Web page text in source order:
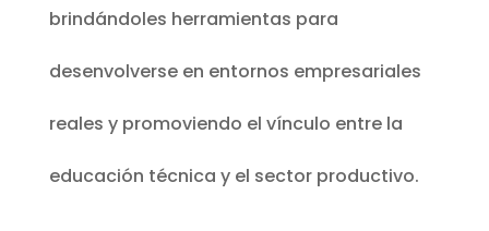
brindándoles herramientas para
desenvolverse en entornos empresariales
reales y promoviendo el vínculo entre la
educación técnica y el sector productivo.